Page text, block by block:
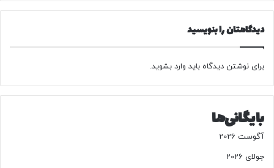
،
ب
و
غ
ی
ک
ی
و
دیدگاهتان را بنویسید
برای نوشتن دیدگاه باید وارد بشوید.
بایگانی‌ها
آگوست 2026
جولای 2026